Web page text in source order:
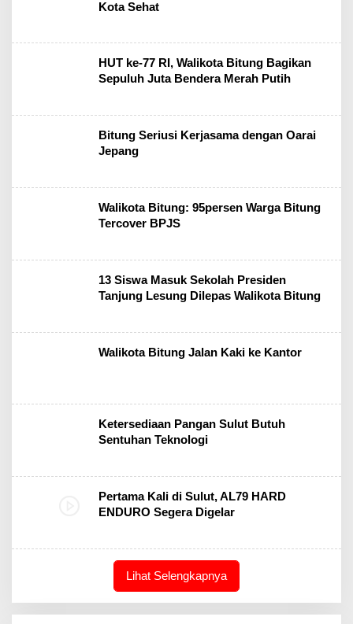
Kota Sehat
HUT ke-77 RI, Walikota Bitung Bagikan
Sepuluh Juta Bendera Merah Putih
Bitung Seriusi Kerjasama dengan Oarai
Jepang
Walikota Bitung: 95persen Warga Bitung
Tercover BPJS
13 Siswa Masuk Sekolah Presiden
Tanjung Lesung Dilepas Walikota Bitung
Walikota Bitung Jalan Kaki ke Kantor
Ketersediaan Pangan Sulut Butuh
Sentuhan Teknologi
Pertama Kali di Sulut, AL79 HARD
ENDURO Segera Digelar
Lihat Selengkapnya